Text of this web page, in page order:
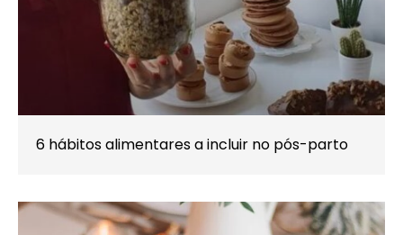
6 hábitos alimentares a incluir no pós-parto